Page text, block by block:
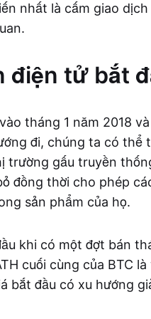
nhất là cấm giao
điện tử bắt
tháng 1 năm 2018
đi, chúng ta có thể
gấu truyền
đồng thời cho phép
sản phẩm của họ.
khi có một đợt bán
cuối cùng của BTC là
bắt đầu có xu hướng